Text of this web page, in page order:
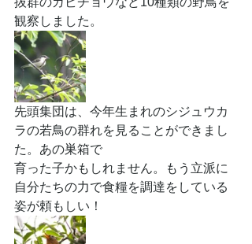
観察しました。
先頭集団は、今年生まれのシジュウカ
ラの若鳥の群れを見ることができまし
た。あの巣箱で
育った子かもしれません。もう立派に
自分たちの力で食糧を調達をしている
姿が頼もしい！